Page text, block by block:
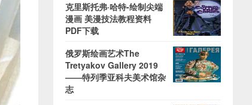
克里斯托弗·哈特-绘制尖端
漫画 美漫技法教程资料
PDF下载
俄罗斯绘画艺术The
Tretyakov Gallery 2019
——特列季亚科夫美术馆杂
志